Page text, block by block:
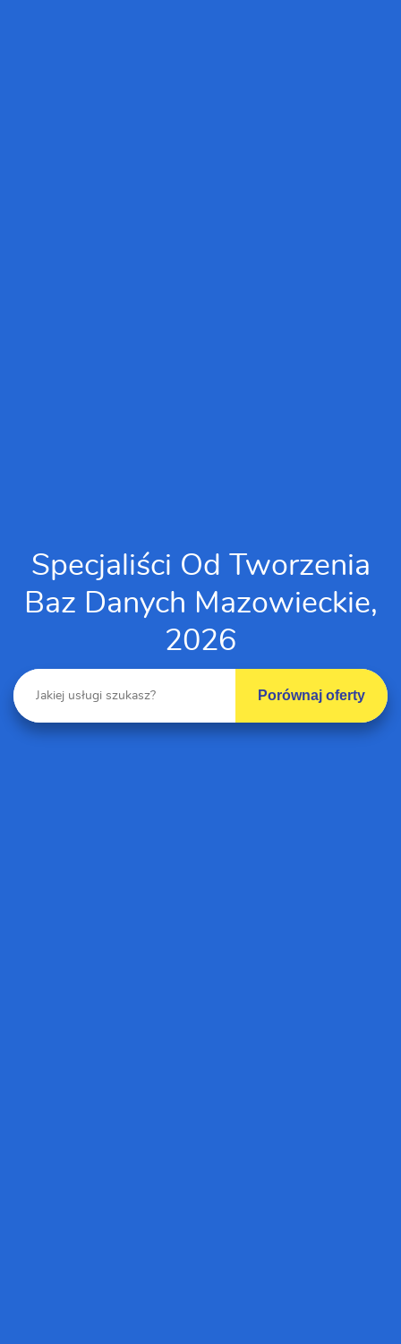
Specjaliści Od Tworzenia
Baz Danych Mazowieckie,
2026
Porównaj oferty